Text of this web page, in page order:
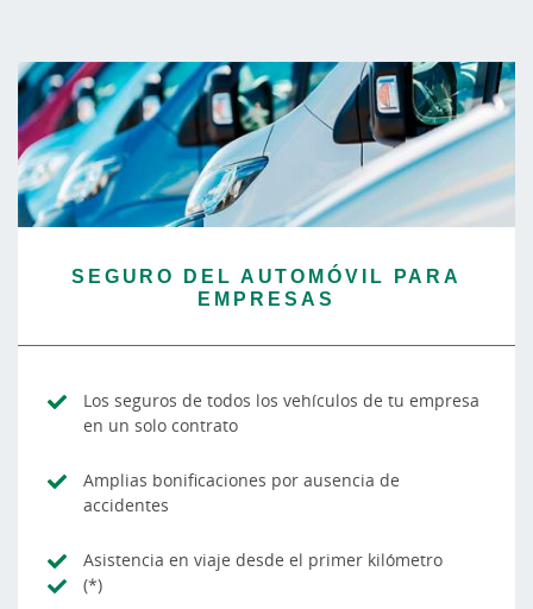
SEGURO DEL AUTOMÓVIL PARA
EMPRESAS
Los seguros de todos los vehículos de tu empresa
en un solo contrato
Amplias bonificaciones por ausencia de
accidentes
Asistencia en viaje desde el primer kilómetro
(*)